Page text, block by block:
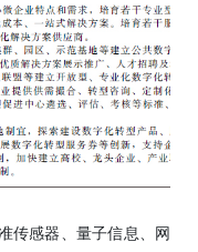
传感器、量子信息、网